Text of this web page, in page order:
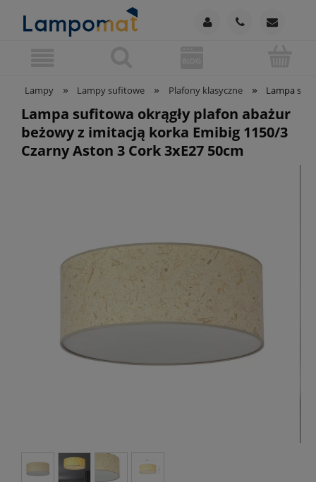
Lampy » Lampy sufitowe » Plafony klasyczne » Lampa
Lampa sufitowa okrągły plafon abażur
beżowy z imitacją korka Emibig 1150/3
Czarny Aston 3 Cork 3xE27 50cm